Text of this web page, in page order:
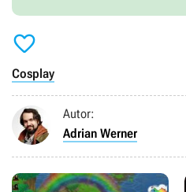

Cosplay
Autor:
Adrian Werner